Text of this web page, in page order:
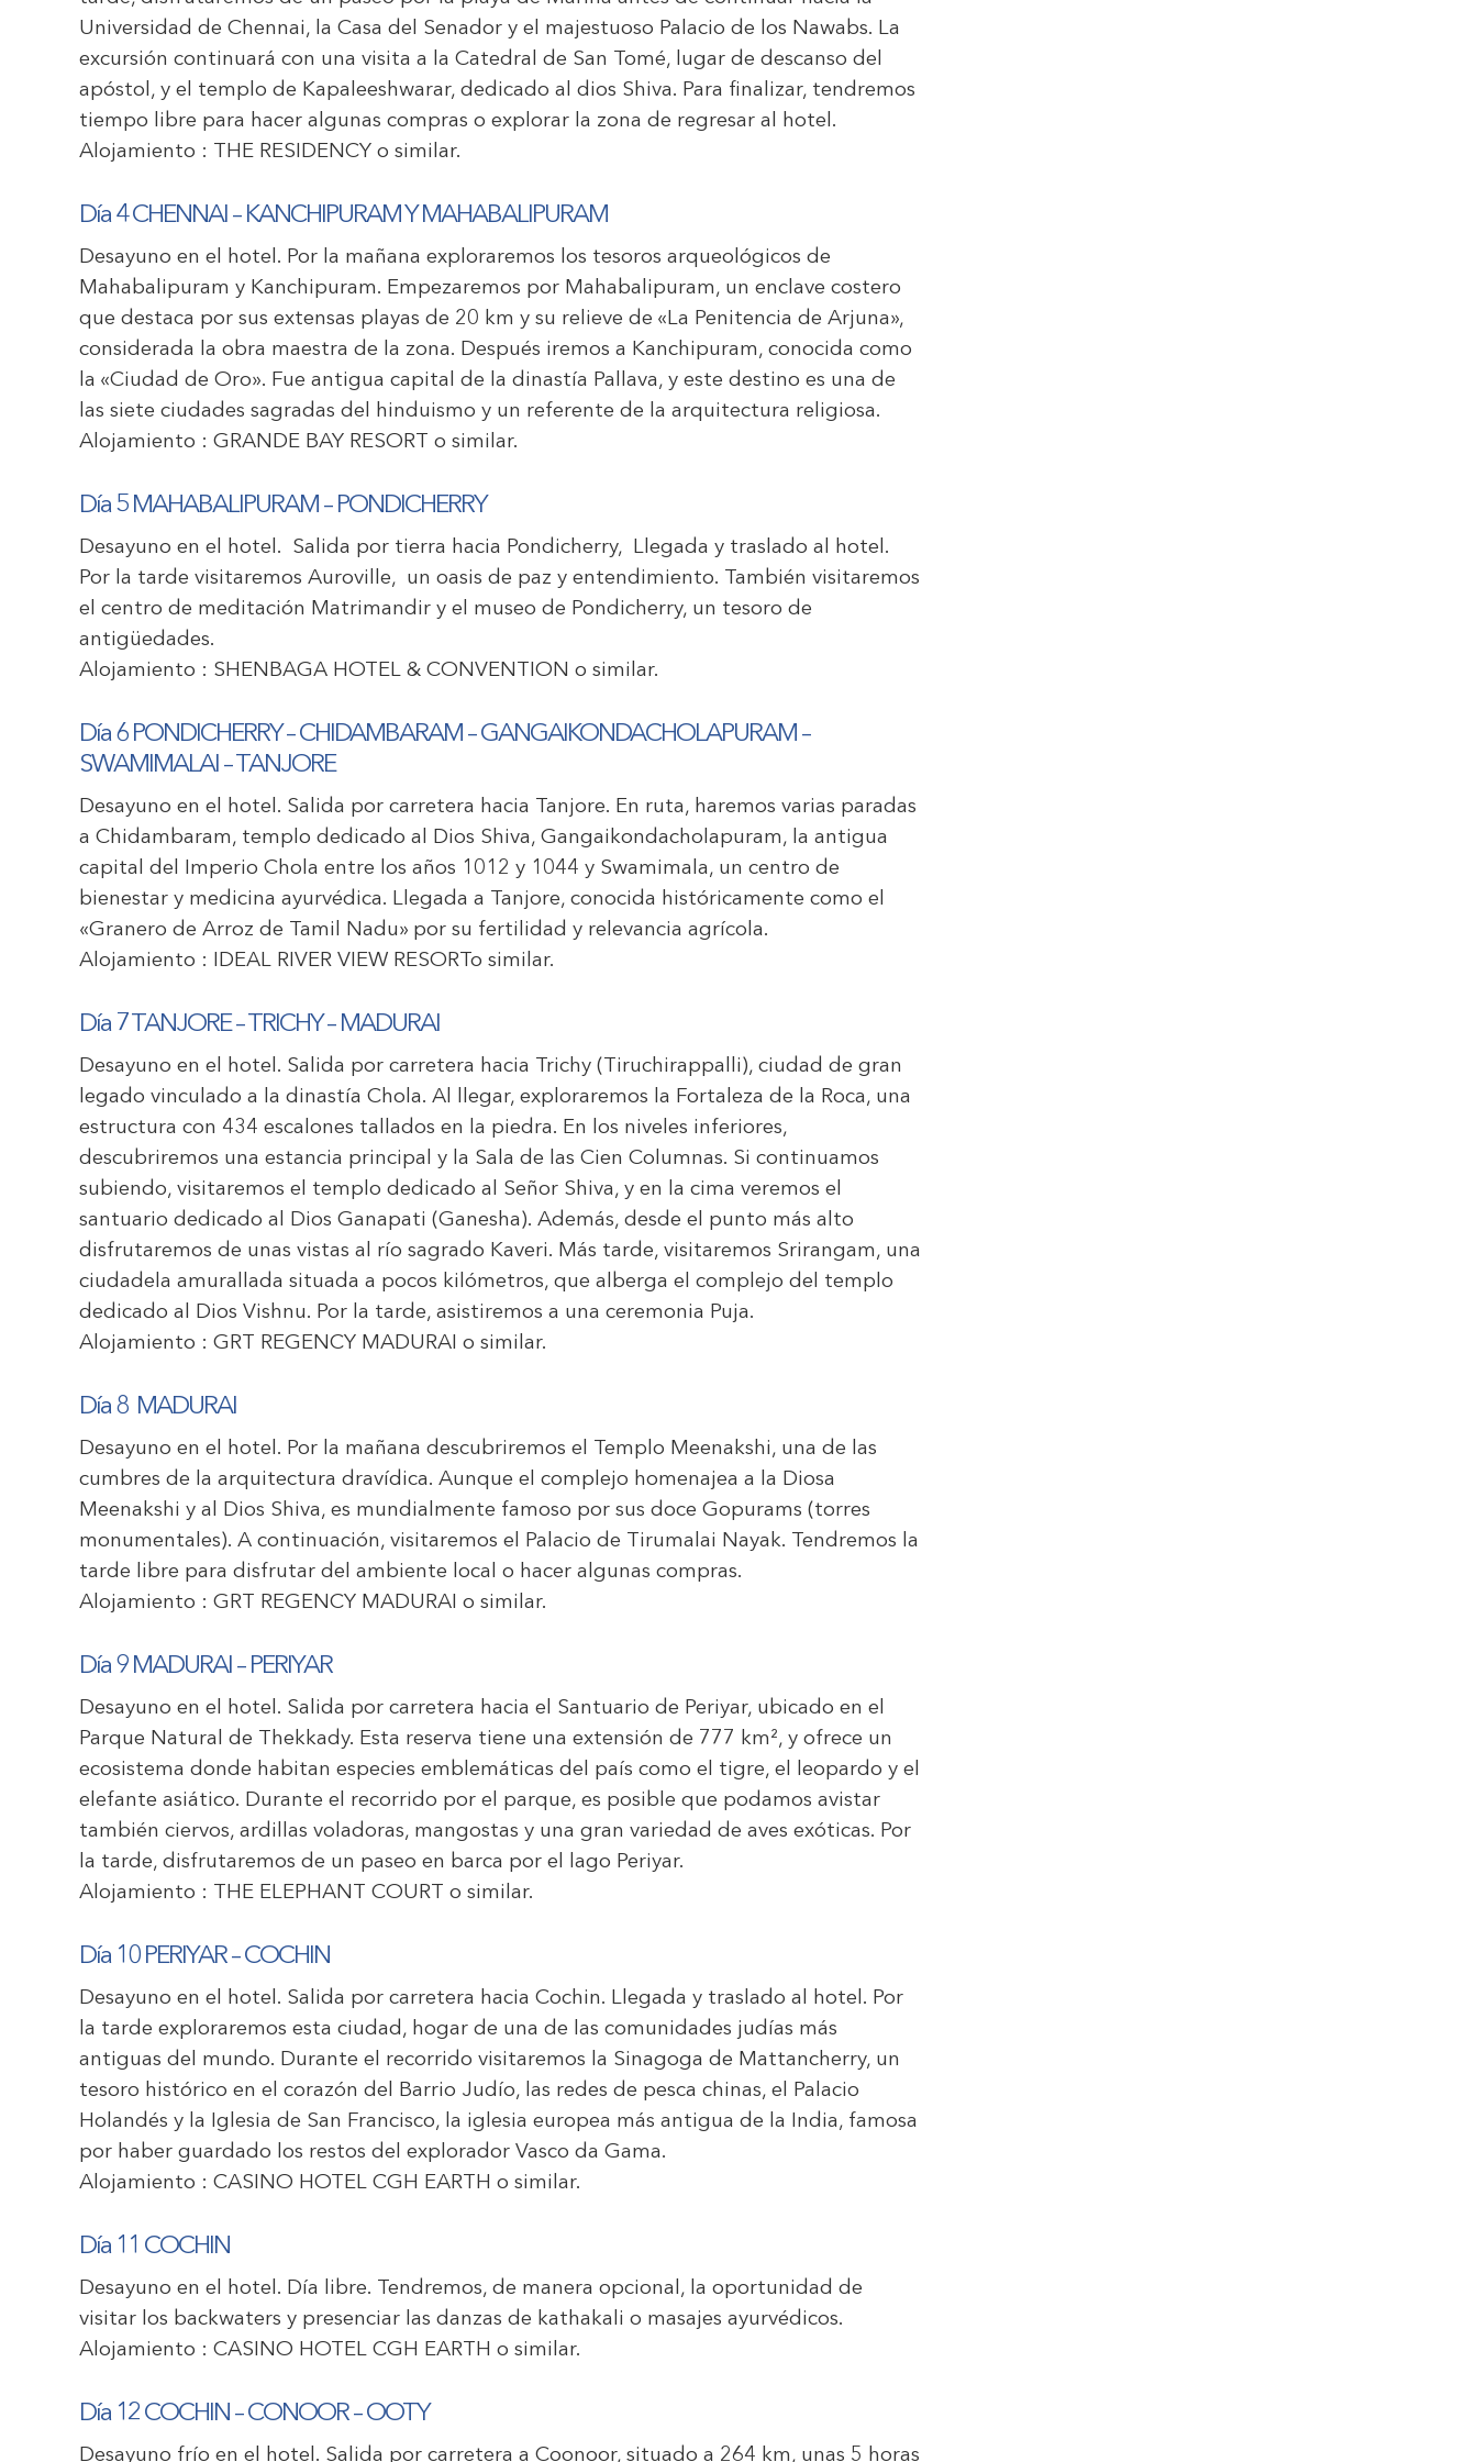
Universidad de Chennai, la Casa del Senador y el majestuoso Palacio de los Nawabs. La
excursión continuará con una visita a la Catedral de San Tomé, lugar de descanso del
apóstol, y el templo de Kapaleeshwarar, dedicado al dios Shiva. Para finalizar, tendremos
tiempo libre para hacer algunas compras o explorar la zona de regresar al hotel.
Alojamiento :
THE RESIDENCY o similar.
Día 4CHENNAI – KANCHIPURAM Y MAHABALIPURAM
Desayuno en el hotel. Por la mañana exploraremos los tesoros arqueológicos de
Mahabalipuram y Kanchipuram. Empezaremos por Mahabalipuram, un enclave costero
que destaca por sus extensas playas de 20 km y su relieve de «La Penitencia de Arjuna»,
considerada la obra maestra de la zona. Después iremos a Kanchipuram, conocida como
la «Ciudad de Oro». Fue antigua capital de la dinastía Pallava, y este destino es una de
las siete ciudades sagradas del hinduismo y un referente de la arquitectura religiosa.
Alojamiento : GRANDE BAY RESORT o similar.
Día 5 MAHABALIPURAM –PONDICHERRY
Desayuno en el hotel. Salida por tierra hacia Pondicherry, Llegada y traslado al hotel.
Por la tarde visitaremos Auroville, un oasis de paz y entendimiento. También visitaremos
el centro de meditación Matrimandir y el museo de Pondicherry, un tesoro de
antigüedades.
Alojamiento : SHENBAGA HOTEL & CONVENTION o similar.
Día6 PONDICHERRY–CHIDAMBARAM –GANGAIKONDACHOLAPURAM –
SWAMIMALAI –TANJORE
Desayuno en el hotel. Salida por carretera hacia Tanjore. En ruta, haremos varias paradas
a Chidambaram, templo dedicado al Dios Shiva, Gangaikondacholapuram, la antigua
capital del Imperio Chola entre los años 1012 y 1044 y Swamimala, un centro de
bienestar y medicina ayurvédica. Llegada a Tanjore, conocida históricamente como el
«Granero de Arroz de Tamil Nadu» por su fertilidad y relevancia agrícola.
Alojamiento : IDEAL RIVER VIEW RESORTo similar.
Día 7 TANJORE– TRICHY–MADURAI
Desayuno en el hotel. Salida por carretera hacia Trichy (Tiruchirappalli), ciudad de gran
legado vinculado a la dinastía Chola. Al llegar, exploraremos la Fortaleza de la Roca, una
estructura con 434 escalones tallados en la piedra. En los niveles inferiores,
descubriremos una estancia principal y la Sala de las Cien Columnas. Si continuamos
subiendo, visitaremos el templo dedicado al Señor Shiva, y en la cima veremos el
santuario dedicado al Dios Ganapati (Ganesha). Además, desde el punto más alto
disfrutaremos de unas vistas al río sagrado Kaveri. Más tarde, visitaremos Srirangam, una
ciudadela amurallada situada a pocos kilómetros, que alberga el complejo del templo
dedicado al Dios Vishnu. Por la tarde, asistiremos a una ceremonia Puja.
Alojamiento : GRT REGENCY MADURAI o similar.
Día 8 MADURAI
Desayuno en el hotel. Por la mañana descubriremos el Templo Meenakshi, una de las
cumbres de la arquitectura dravídica. Aunque el complejo homenajea a la Diosa
Meenakshi y al Dios Shiva, es mundialmente famoso por sus doce Gopurams (torres
monumentales). A continuación, visitaremos el Palacio de Tirumalai Nayak. Tendremos la
tarde libre para disfrutar del ambiente local o hacer algunas compras.
Alojamiento : GRT REGENCY MADURAI o similar.
Día 9 MADURAI –PERIYAR
Desayuno en el hotel. Salida por carretera hacia el Santuario de Periyar, ubicado en el
Parque Natural de Thekkady. Esta reserva tiene una extensión de 777 km², y ofrece un
ecosistema donde habitan especies emblemáticas del país como el tigre, el leopardo y el
elefante asiático. Durante el recorrido por el parque, es posible que podamos avistar
también ciervos, ardillas voladoras, mangostas y una gran variedad de aves exóticas. Por
la tarde, disfrutaremos de un paseo en barca por el lago Periyar.
Alojamiento :
THE ELEPHANT COURT o similar.
Día 10 PERIYAR–COCHIN
Desayuno en el hotel. Salida por carretera hacia Cochin. Llegada y traslado al hotel. Por
la tarde exploraremos esta ciudad, hogar de una de las comunidades judías más
antiguas del mundo. Durante el recorrido visitaremos la Sinagoga de Mattancherry, un
tesoro histórico en el corazón del Barrio Judío, las redes de pesca chinas, el Palacio
Holandés y la Iglesia de San Francisco, la iglesia europea más antigua de la India, famosa
por haber guardado los restos del explorador Vasco da Gama.
Alojamiento : CASINO HOTEL CGH EARTH o similar.
Día 11 COCHIN
Desayuno en el hotel. Día libre. Tendremos, de manera opcional, la oportunidad de
visitar los backwaters y presenciar las danzas de kathakali o masajes ayurvédicos.
Alojamiento : CASINO HOTEL CGH EARTH o similar.
Día 12 COCHIN –CONOOR–OOTY
Desayuno frío en el hotel. Salida por carretera a Coonoor, situado a 264 km, unas 5 horas